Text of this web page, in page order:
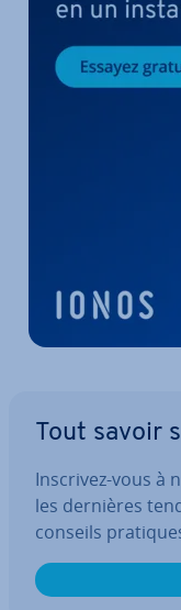
Tout savoir
Inscrivez-vous à
les dernières
conseils